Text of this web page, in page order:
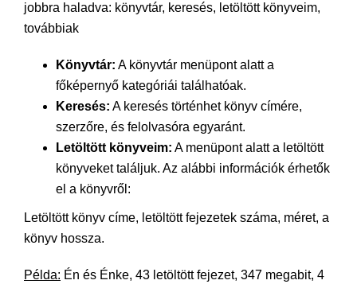
jobbra haladva: könyvtár, keresés, letöltött könyveim,
továbbiak
Könyvtár: A könyvtár menüpont alatt a
főképernyő kategóriái találhatóak.
Keresés: A keresés történhet könyv címére,
szerzőre, és felolvasóra egyaránt.
Letöltött könyveim: A menüpont alatt a letöltött
könyveket találjuk. Az alábbi információk érhetők
el a könyvről:
Letöltött könyv címe, letöltött fejezetek száma, méret, a
könyv hossza.
Példa: Én és Énke, 43 letöltött fejezet, 347 megabit, 4